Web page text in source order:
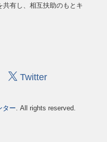
有し、相互扶助のもとキ
Twitter
ター. All rights reserved.